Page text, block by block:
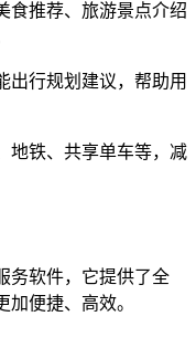
食推荐、旅游景点介绍
出行规划建议，帮助用
地铁、共享单车等，减
务软件，它提供了全
便捷、高效。